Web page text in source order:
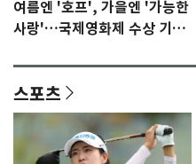
여름엔 '호프', 가을엔 '가능한
사랑'…국제영화제 수상 기대
스포츠